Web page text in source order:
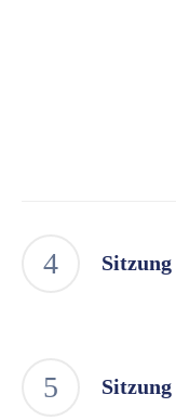
Sitzung
Sitzung